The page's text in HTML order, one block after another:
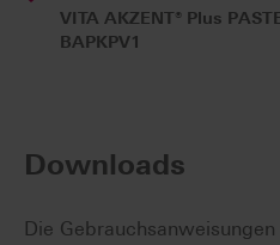
VITA AKZENT® Plus
BAPKPV1
Downloads
Die